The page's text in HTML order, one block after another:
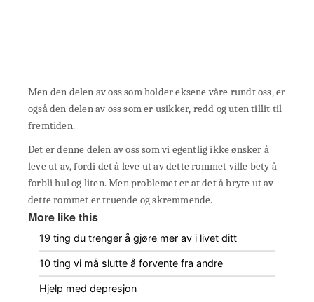
Men den delen av oss som holder eksene våre rundt oss, er
også den delen av oss som er usikker, redd og uten tillit til
fremtiden.
Det er denne delen av oss som vi egentlig ikke ønsker å
leve ut av, fordi det å leve ut av dette rommet ville bety å
forbli hul og liten. Men problemet er at det å bryte ut av
dette rommet er truende og skremmende.
More like this
19 ting du trenger å gjøre mer av i livet ditt
10 ting vi må slutte å forvente fra andre
Hjelp med depresjon